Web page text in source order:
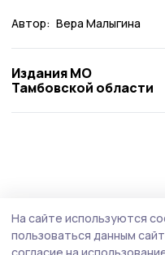
Автор: Вера Малыгина
Издания МО
Тамбовской области
На сайте используются
пользоваться данным